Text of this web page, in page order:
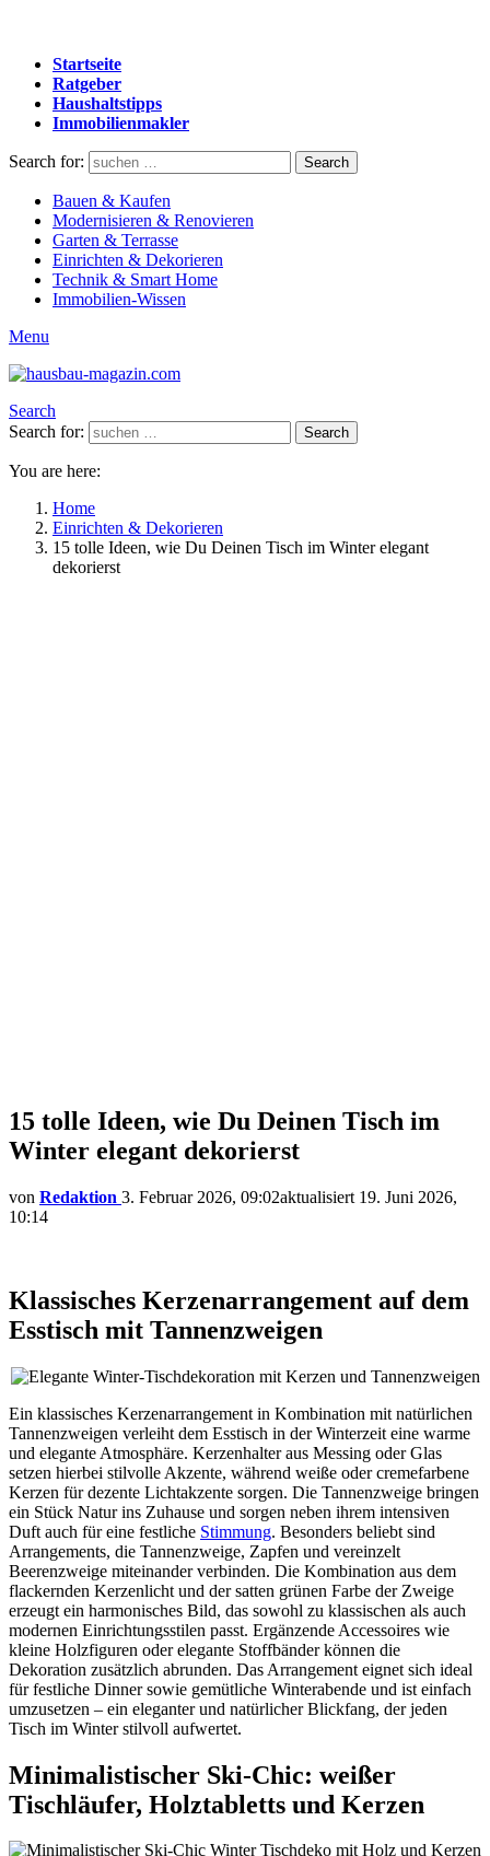
Startseite
Ratgeber
Haushaltstipps
Immobilienmakler
Search for: Search
Bauen & Kaufen
Modernisieren & Renovieren
Garten & Terrasse
Einrichten & Dekorieren
Technik & Smart Home
Immobilien-Wissen
Menu
Search
Search for:
Search
You are here:
Home
Einrichten & Dekorieren
15 tolle Ideen, wie Du Deinen Tisch im Winter elegant
dekorierst
15 tolle Ideen, wie Du Deinen Tisch im
Winter elegant dekorierst
von Redaktion 3. Februar 2026, 09:02aktualisiert 19. Juni 2026,
10:14
Klassisches Kerzenarrangement auf dem
Esstisch mit Tannenzweigen
Ein klassisches Kerzenarrangement in Kombination mit natürlichen
Tannenzweigen verleiht dem Esstisch in der Winterzeit eine warme
und elegante Atmosphäre. Kerzenhalter aus Messing oder Glas
setzen hierbei stilvolle Akzente, während weiße oder cremefarbene
Kerzen für dezente Lichtakzente sorgen. Die Tannenzweige bringen
ein Stück Natur ins Zuhause und sorgen neben ihrem intensiven
Duft auch für eine festliche Stimmung. Besonders beliebt sind
Arrangements, die Tannenzweige, Zapfen und vereinzelt
Beerenzweige miteinander verbinden. Die Kombination aus dem
flackernden Kerzenlicht und der satten grünen Farbe der Zweige
erzeugt ein harmonisches Bild, das sowohl zu klassischen als auch
modernen Einrichtungsstilen passt. Ergänzende Accessoires wie
kleine Holzfiguren oder elegante Stoffbänder können die
Dekoration zusätzlich abrunden. Das Arrangement eignet sich ideal
für festliche Dinner sowie gemütliche Winterabende und ist einfach
umzusetzen – ein eleganter und natürlicher Blickfang, der jeden
Tisch im Winter stilvoll aufwertet.
Minimalistischer Ski-Chic: weißer
Tischläufer, Holztabletts und Kerzen